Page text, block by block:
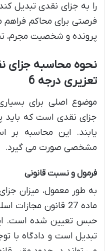
را به جزای نقدی تبدیل
فرصتی برای محاکم فراهم
پرونده و شخصیت مجرم،
نحوه محاسبه جزای
تعزیری درجه 6
موضوع اصلی برای
جزای نقدی است که باید
یابند. این محاسبه بر
مشخصی صورت می گیرد.
فرمول و نسبت قانونی
به طور معمول، میزان
ماده 27 قانون
حبس تعیین شده است.
تبدیل است و دادگاه با